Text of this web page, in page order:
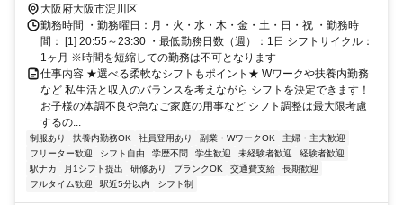
分、ＪＲ東海道本線 新大阪中央口徒歩約2分 ＪＲ新大阪駅構内（在来
線改札内）
大阪府大阪市淀川区
勤務時間 ・勤務曜日：月・火・水・木・金・土・日・祝 ・勤務時
間： [1] 20:55～23:30 ・最低勤務日数（週）：1日 シフトサイクル：
1ヶ月 ※時間を短縮しての勤務は不可となります
仕事内容 ★選べる柔軟なシフトもポイント★ Wワークや扶養内勤務
など 私生活と収入のバランスを考えながら シフトを決定できます！
お子様の体調不良や急なご家庭の用事など シフト調整は最大限考慮
するの...
制服あり 扶養内勤務OK 社員登用あり 副業・WワークOK
主婦・主夫歓迎
フリーター歓迎
シフト自由 学歴不問 学生歓迎 未経験者歓迎
経験者歓迎
駅ナカ
月1シフト提出 研修あり ブランクOK 交通費支給
長期歓迎
フルタイム歓迎
駅近5分以内 シフト制